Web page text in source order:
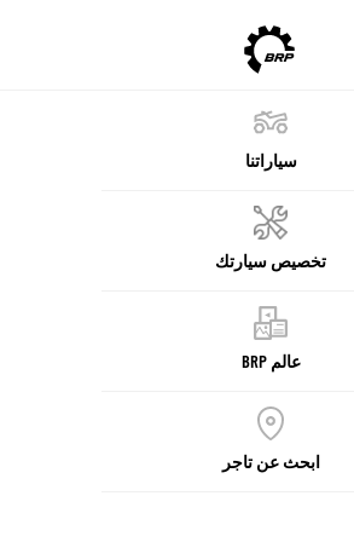
سياراتنا
تخصيص سيارتك
عالم BRP
ابحث عن تاجر